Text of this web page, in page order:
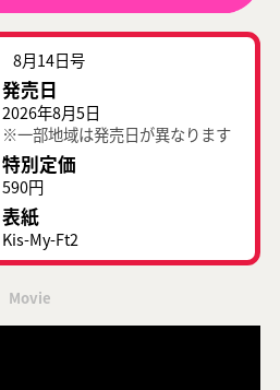
8月14日号
発売日
2026年8月5日
※一部地域は発売日が異なります
特別定価
590円
表紙
Kis-My-Ft2
Movie